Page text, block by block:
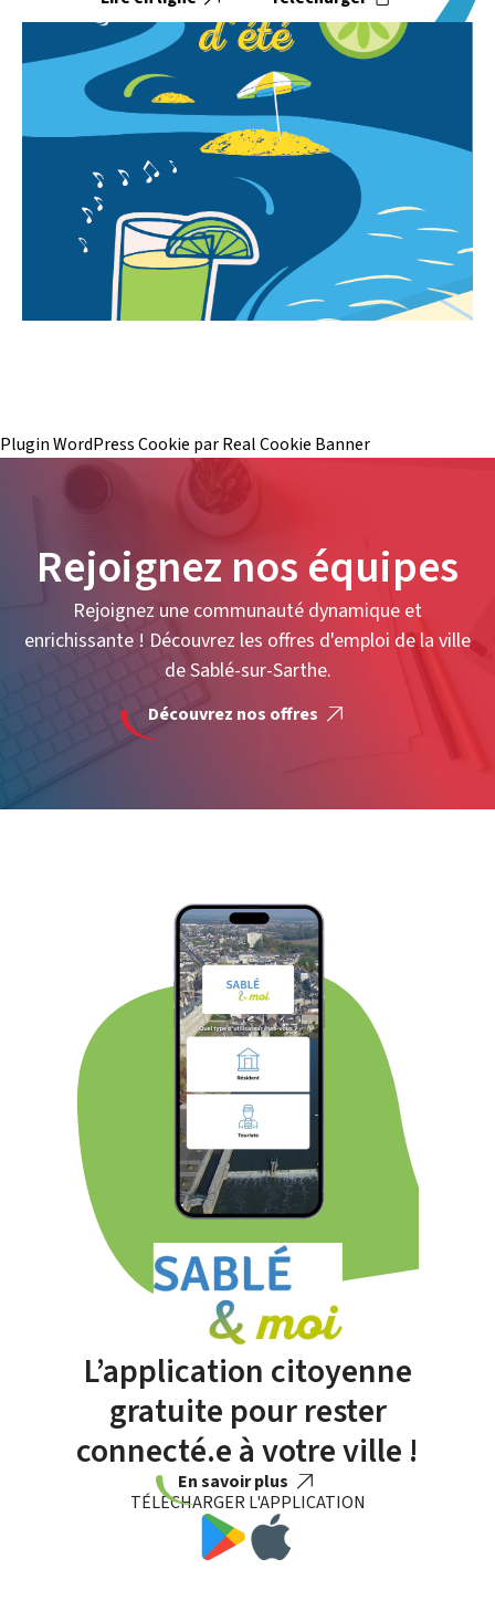
Plugin WordPress Cookie par Real Cookie Banner
Rejoignez nos équipes
Rejoignez une communauté dynamique et
enrichissante ! Découvrez les offres d'emploi de la ville
de Sablé-sur-Sarthe.
Découvrez nos offres
L’application citoyenne
gratuite pour rester
connecté.e à votre ville !
En savoir plus
TÉLÉCHARGER L'APPLICATION